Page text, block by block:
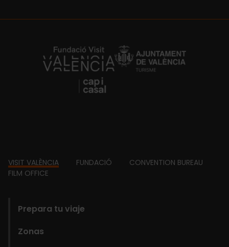
https://fundacion.visitvalencia.com/
Footer
VISIT VALÈNCIA FUNDACIÓ
CONVENTION BUREAU
FILM OFFICE
Prepara tu viaje
Zonas